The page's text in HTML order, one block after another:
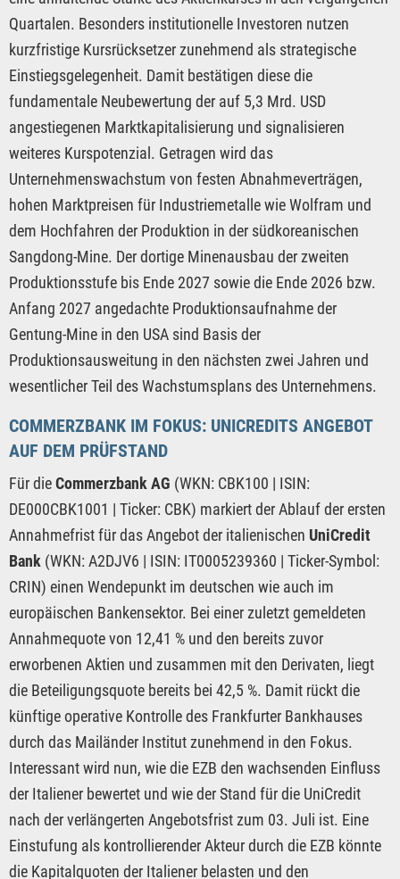
Quartalen. Besonders institutionelle Investoren nutzen
kurzfristige Kursrücksetzer zunehmend als strategische
Einstiegsgelegenheit. Damit bestätigen diese die
fundamentale Neubewertung der auf 5,3 Mrd. USD
angestiegenen Marktkapitalisierung und signalisieren
weiteres Kurspotenzial. Getragen wird das
Unternehmenswachstum von festen Abnahmeverträgen,
hohen Marktpreisen für Industriemetalle wie Wolfram und
dem Hochfahren der Produktion in der südkoreanischen
Sangdong-Mine. Der dortige Minenausbau der zweiten
Produktionsstufe bis Ende 2027 sowie die Ende 2026 bzw.
Anfang 2027 angedachte Produktionsaufnahme der
Gentung-Mine in den USA sind Basis der
Produktionsausweitung in den nächsten zwei Jahren und
wesentlicher Teil des Wachstumsplans des Unternehmens.
COMMERZBANK IM FOKUS: UNICREDITS ANGEBOT
AUF DEM PRÜFSTAND
Für dieCommerzbank AG (WKN: CBK100 | ISIN:
DE000CBK1001 | Ticker: CBK) markiert der Ablauf der ersten
Annahmefrist für das Angebot der italienischen UniCredit
Bank (WKN: A2DJV6 | ISIN: IT0005239360 | Ticker-Symbol:
CRIN) einen Wendepunkt im deutschen wie auch im
europäischen Bankensektor. Bei einer zuletzt gemeldeten
Annahmequote von 12,41 % und den bereits zuvor
erworbenen Aktien und zusammen mit den Derivaten, liegt
die Beteiligungsquote bereits bei 42,5 %. Damit rückt die
künftige operative Kontrolle des Frankfurter Bankhauses
durch das Mailänder Institut zunehmend in den Fokus.
Interessant wird nun, wie die EZB den wachsenden Einfluss
der Italiener bewertet und wie der Stand für die UniCredit
nach der verlängerten Angebotsfrist zum 03. Juli ist. Eine
Einstufung als kontrollierender Akteur durch die EZB könnte
die Kapitalquoten der Italiener belasten und den